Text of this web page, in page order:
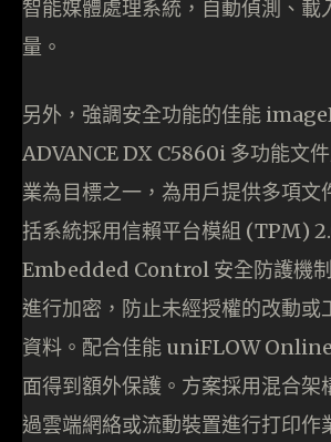
智能媒體處理系統，自動偵測、載
量。
另外，強調安全功能的佳能
ADVANCE DX C5860i 多功能文
業為目標之一，為用戶提供多項文
括系統採用信賴平台模組 (TPM)
Embedded Control 安全防護機
進行加密，防止未經授權的改動或
資料。配合佳能 uniFLOW
面得到額外保護。方案採用混合架
過雲端網絡或流動裝置進行打印作